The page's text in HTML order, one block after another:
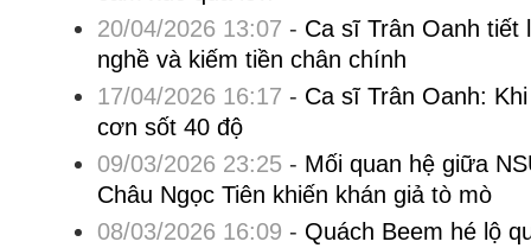
20/04/2026 13:07 - Ca sĩ Trân Oanh tiết
nghề và kiếm tiền chân chính
17/04/2026 16:17 - Ca sĩ Trân Oanh:
cơn sốt 40 độ
09/03/2026 23:25- Mối quan hệ giữa
Châu Ngọc Tiên khiến khán giả tò mò
08/03/2026 16:09 - Quách Beem hé lộ